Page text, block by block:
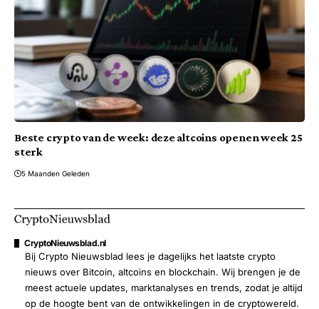
Beste crypto van de week: deze altcoins openen week 25
sterk
5 Maanden Geleden
CryptoNieuwsblad.nl
Bij Crypto Nieuwsblad lees je dagelijks het laatste crypto
nieuws over Bitcoin, altcoins en blockchain. Wij brengen je de
meest actuele updates, marktanalyses en trends, zodat je altijd
op de hoogte bent van de ontwikkelingen in de cryptowereld.